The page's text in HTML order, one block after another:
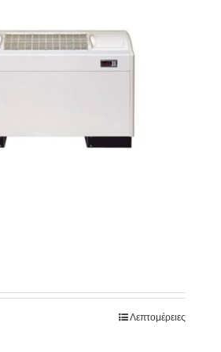
Λεπτομέρειες